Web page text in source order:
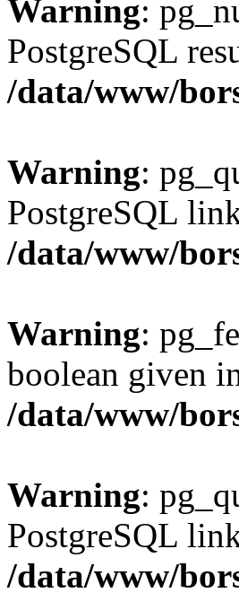
Warning:
PostgreSQL
/data/www/
Warning:
PostgreSQL
/data/www/
Warning:
boolean given
/data/www/
Warning:
PostgreSQL
/data/www/